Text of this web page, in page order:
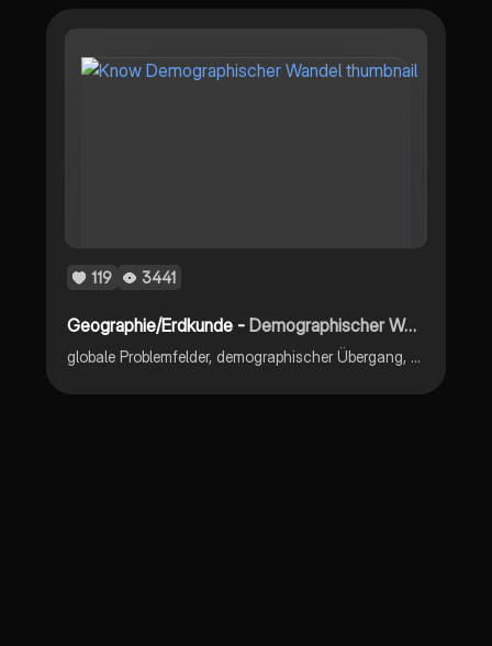
119 3441
Geographie/Erdkunde -Demographischer Wandel
globale Problemfelder, demographischer Übergang, demographischer Wandel, stark schrumpfende/wachsende Länder